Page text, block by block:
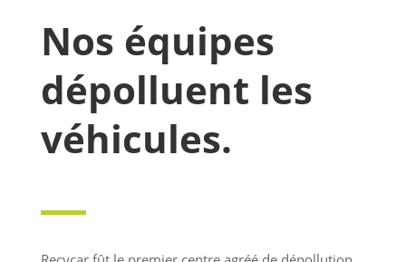
Nos équipes
dépolluent les
véhicules.